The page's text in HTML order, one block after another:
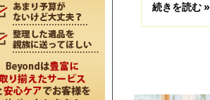
続きを読む »